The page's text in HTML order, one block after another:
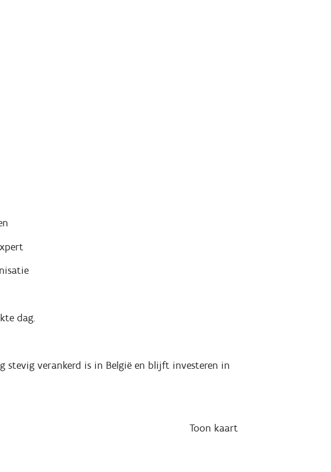
dag.
stevig verankerd is in België en blijft investeren in
Toon kaart